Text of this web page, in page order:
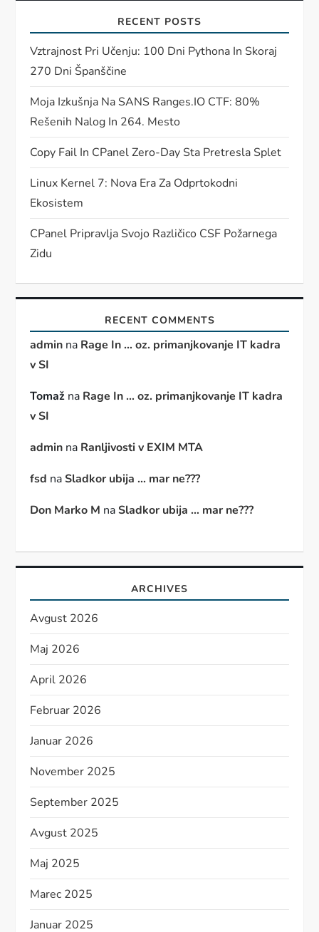
RECENT POSTS
Vztrajnost Pri Učenju: 100 Dni Pythona In Skoraj
270 Dni Španščine
Moja Izkušnja Na SANS Ranges.IO CTF: 80%
Rešenih Nalog In 264. Mesto
Copy Fail In CPanel Zero-Day Sta Pretresla Splet
Linux Kernel 7: Nova Era Za Odprtokodni
Ekosistem
CPanel Pripravlja Svojo Različico CSF Požarnega
Zidu
RECENT COMMENTS
admin na Rage In … oz. primanjkovanje IT kadra
v SI
Tomaž na Rage In … oz. primanjkovanje IT kadra
v SI
admin na Ranljivosti v EXIM MTA
fsd naSladkor ubija … mar ne???
Don Marko M naSladkor ubija … mar ne???
ARCHIVES
Avgust 2026
Maj 2026
April 2026
Februar 2026
Januar 2026
November 2025
September 2025
Avgust 2025
Maj 2025
Marec 2025
Januar 2025